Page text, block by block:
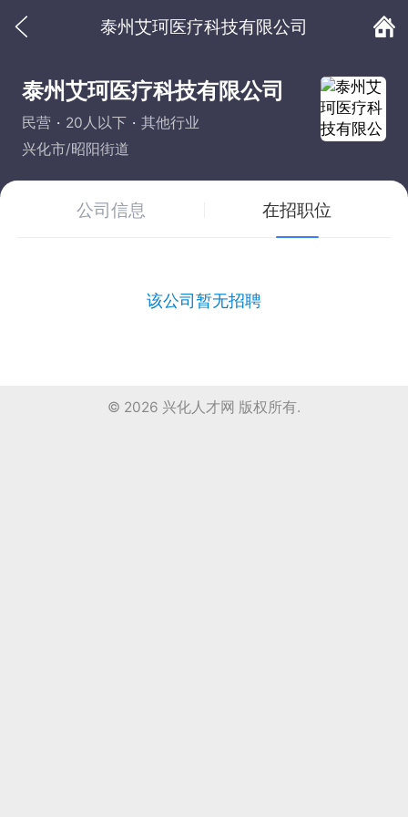
泰州艾珂医疗科技有限公司
泰州艾珂医疗科技有限公司
民营 20人以下
其他行业
兴化市/昭阳街道
公司信息 在招职位
该公司暂无招聘
© 2026 兴化人才网 版权所有.